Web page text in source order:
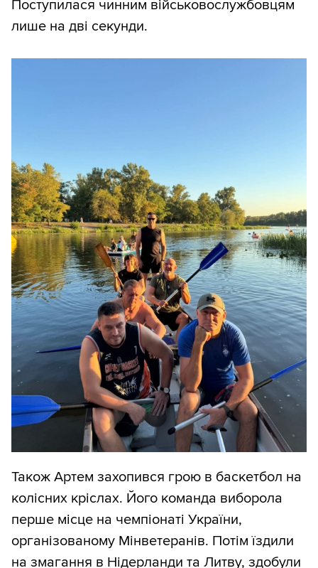
Поступилася чинним військовослужбовцям
лише на дві секунди.
Також Артем захопився грою в баскетбол на
колісних кріслах. Його команда виборола
перше місце на чемпіонаті України,
організованому Мінветеранів. Потім їздили
на змагання в Нідерланди та Литву, здобули